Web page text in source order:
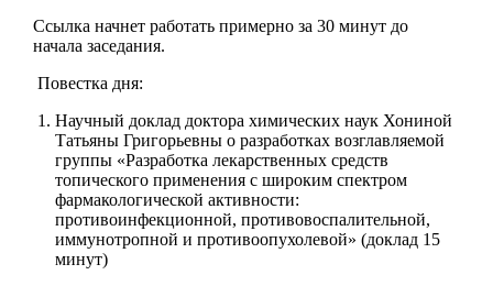
Ссылка начнет работать примерно за 30 минут до
начала заседания.
Повестка дня:
Научный доклад доктора химических наук Хониной
Татьяны Григорьевны о разработках возглавляемой
группы «Разработка лекарственных средств
топического применения с широким спектром
фармакологической активности:
противоинфекционной, противовоспалительной,
иммунотропной и противоопухолевой» (доклад 15
минут)